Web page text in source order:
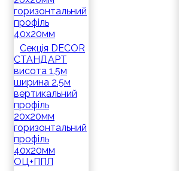
Секція DECOR
СТАНДАРТ
висота 1.5м
ширина 2.5м
вертикальний
профіль
20x20мм
горизонтальний
профіль
40x20мм
ОЦ+ППЛ